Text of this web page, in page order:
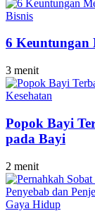
Bisnis
6 Keuntungan
3 menit
Kesehatan
Popok Bayi
pada Bayi
2 menit
Gaya Hidup